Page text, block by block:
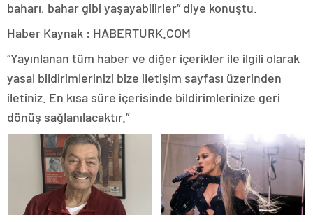
baharı, bahar gibi yaşayabilirler” diye konuştu.
Haber Kaynak : HABERTURK.COM
“Yayınlanan tüm haber ve diğer içerikler ile ilgili olarak
yasal bildirimlerinizi bize iletişim sayfası üzerinden
iletiniz. En kısa süre içerisinde bildirimlerinize geri
dönüş sağlanılacaktır.”